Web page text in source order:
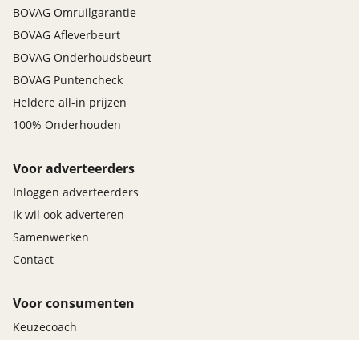
BOVAG Omruilgarantie
BOVAG Afleverbeurt
BOVAG Onderhoudsbeurt
BOVAG Puntencheck
Heldere all-in prijzen
100% Onderhouden
Voor adverteerders
Inloggen adverteerders
Ik wil ook adverteren
Samenwerken
Contact
Voor consumenten
Keuzecoach